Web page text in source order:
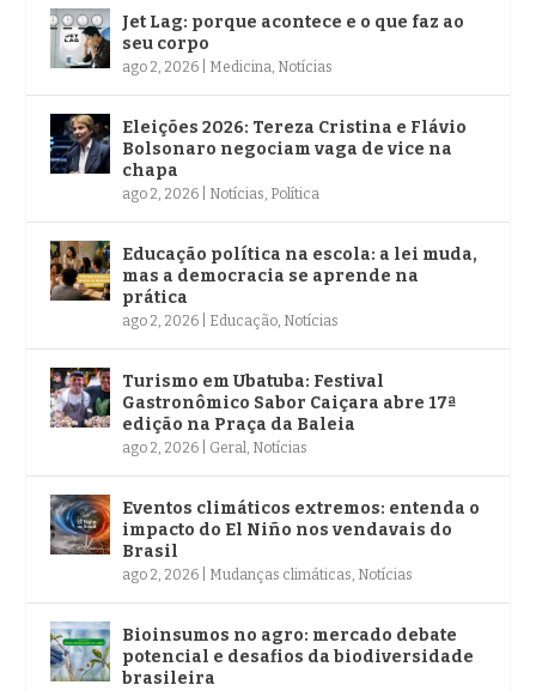
Jet Lag: porque acontece e o que faz ao
seu corpo
ago 2, 2026 Medicina, Notícias
Eleições 2026: Tereza Cristina e Flávio
Bolsonaro negociam vaga de vice na
chapa
ago 2, 2026 Notícias, Política
Educação política na escola: a lei muda,
mas a democracia se aprende na
prática
ago 2, 2026 Educação, Notícias
Turismo em Ubatuba: Festival
Gastronômico Sabor Caiçara abre 17ª
edição na Praça da Baleia
ago 2, 2026 Geral, Notícias
Eventos climáticos extremos: entenda o
impacto do El Niño nos vendavais do
Brasil
ago 2, 2026 Mudanças climáticas, Notícias
Bioinsumos no agro: mercado debate
potencial e desafios da biodiversidade
brasileira